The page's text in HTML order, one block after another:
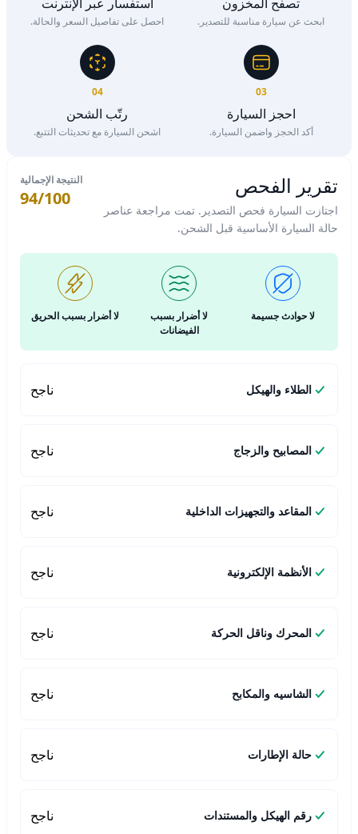
ابحث عن سيارة مناسبة للتصدير. احصل على تفاصيل السعر والحالة.
03
احجز السيارة
أكد الحجز واضمن السيارة.
04
رتّب الشحن
اشحن السيارة مع تحديثات التتبع.
تقرير الفحص
اجتازت السيارة فحص التصدير. تمت مراجعة عناصر
حالة السيارة الأساسية قبل الشحن.
النتيجة الإجمالية
94/100
لا حوادث جسيمة
لا أضرار بسبب
الفيضانات
لا أضرار بسبب الحريق
الطلاء والهيكل ناجح
المصابيح والزجاج ناجح
المقاعد والتجهيزات الداخلية ناجح
الأنظمة الإلكترونية ناجح
المحرك وناقل الحركة ناجح
الشاسيه والمكابح ناجح
حالة الإطارات ناجح
رقم الهيكل والمستندات ناجح